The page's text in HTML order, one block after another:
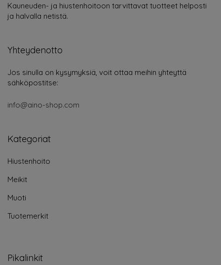
Kauneuden- ja hiustenhoitoon tarvittavat tuotteet helposti
ja halvalla netistä.
Yhteydenotto
Jos sinulla on kysymyksiä, voit ottaa meihin yhteyttä
sähköpostitse:
info@aino-shop.com
Kategoriat
Hiustenhoito
Meikit
Muoti
Tuotemerkit
Pikalinkit